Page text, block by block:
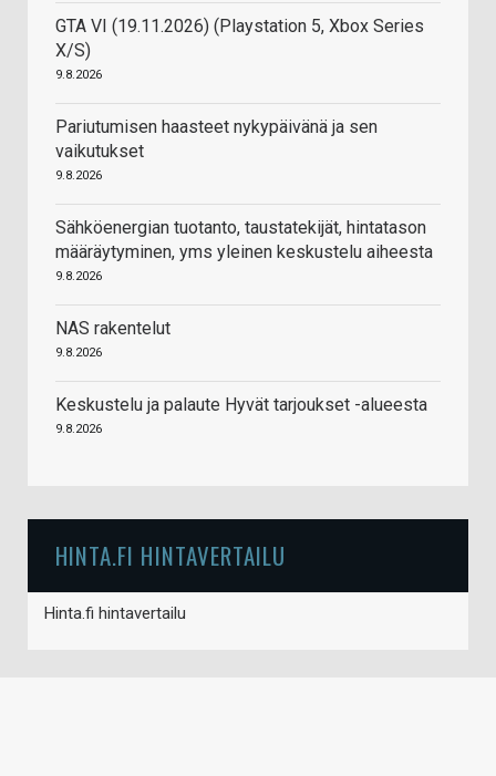
GTA VI (19.11.2026) (Playstation 5, Xbox Series
X/S)
9.8.2026
Pariutumisen haasteet nykypäivänä ja sen
vaikutukset
9.8.2026
Sähköenergian tuotanto, taustatekijät, hintatason
määräytyminen, yms yleinen keskustelu aiheesta
9.8.2026
NAS rakentelut
9.8.2026
Keskustelu ja palaute Hyvät tarjoukset -alueesta
9.8.2026
HINTA.FI HINTAVERTAILU
Hinta.fi hintavertailu